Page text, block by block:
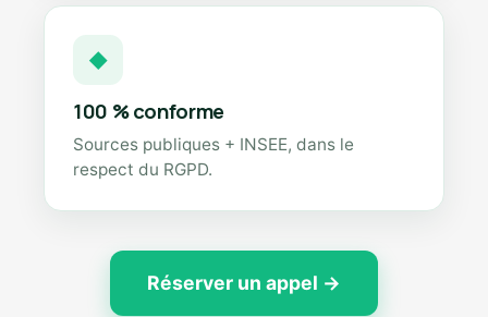
◆
100 % conforme
Sources publiques + INSEE, dans le
respect du RGPD.
Réserver un appel →